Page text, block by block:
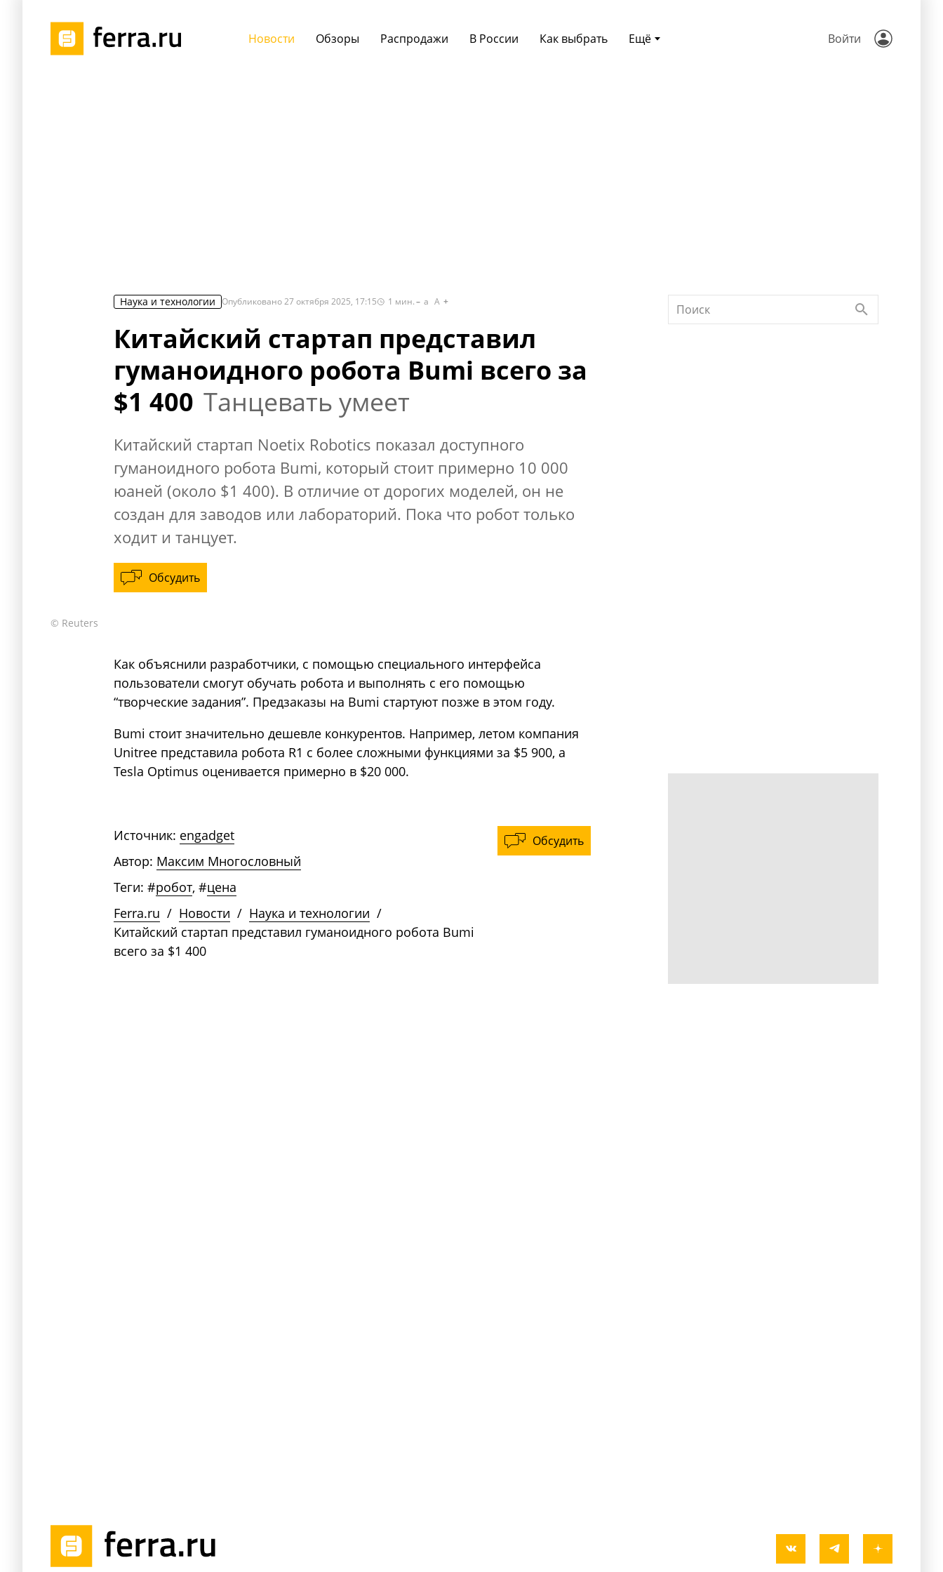
Ещё
Новости Обзоры Распродажи В России Как выбрать Войти
Наука и технологии Опубликовано27 октября 2025, 17:15 1 мин. a A
Китайский стартап представил
гуманоидного робота Bumi всего за
$1 400 Танцевать умеет
Китайский стартап Noetix Robotics показал доступного
гуманоидного робота Bumi, который стоит примерно 10 000
юаней (около $1 400). В отличие от дорогих моделей, он не
создан для заводов или лабораторий. Пока что робот только
ходит и танцует.
Обсудить
© Reuters
Как объяснили разработчики, с помощью специального интерфейса
пользователи смогут обучать робота и выполнять с его помощью
“творческие задания”. Предзаказы на Bumi стартуют позже в этом году.
Bumi стоит значительно дешевле конкурентов. Например, летом компания
Unitree представила робота R1 с более сложными функциями за $5 900, а
Tesla Optimus оценивается примерно в $20 000.
Обсудить
Источник: engadget
Автор: Максим Многословный
Теги: #робот, #цена
Ferra.ru / Новости / Наука и технологии /
Китайский стартап представил гуманоидного робота Bumi
всего за $1 400